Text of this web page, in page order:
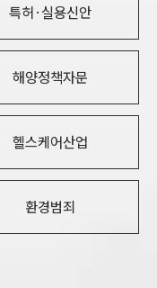
특허·실용신안
해양정책자문
헬스케어산업
환경범죄